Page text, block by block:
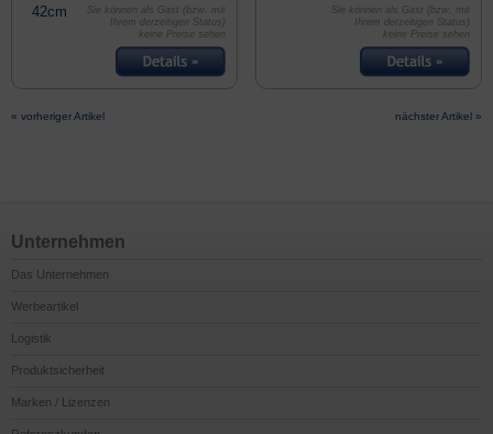
Sie können als Gast (bzw. mit
Ihrem derzeitigen Status)
keine Preise sehen
Sie können als Gast (bzw. mit
Ihrem derzeitigen Status)
keine Preise sehen
« vorheriger Artikel nächster Artikel »
Unternehmen
Das Unternehmen
Werbeartikel
Logistik
Produktsicherheit
Marken / Lizenzen